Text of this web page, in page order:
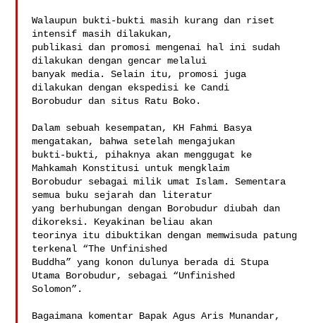
Walaupun bukti-bukti masih kurang dan riset
intensif masih dilakukan,
publikasi dan promosi mengenai hal ini sudah
dilakukan dengan gencar melalui
banyak media. Selain itu, promosi juga
dilakukan dengan ekspedisi ke Candi
Borobudur dan situs Ratu Boko.
Dalam sebuah kesempatan, KH Fahmi Basya
mengatakan, bahwa setelah mengajukan
bukti-bukti, pihaknya akan menggugat ke
Mahkamah Konstitusi untuk mengklaim
Borobudur sebagai milik umat Islam. Sementara
semua buku sejarah dan literatur
yang berhubungan dengan Borobudur diubah dan
dikoreksi. Keyakinan beliau akan
teorinya itu dibuktikan dengan memwisuda patung
terkenal “The Unfinished
Buddha” yang konon dulunya berada di Stupa
Utama Borobudur, sebagai “Unfinished
Solomon”.
Bagaimana komentar Bapak Agus Aris Munandar,